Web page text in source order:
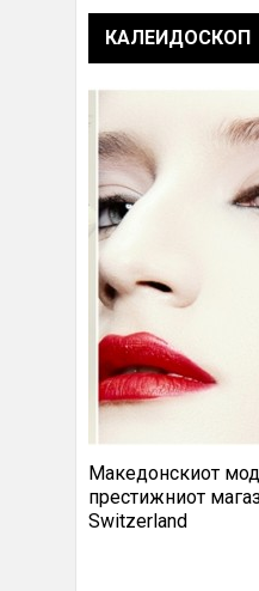
КАЛЕИДОСКОП
Македонскиот
престижниот
Switzerland